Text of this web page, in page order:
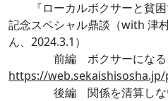
『ローカルボクサーと貧困
記念スペシャル鼎談（with 津
ん、2024.3.1）
前編 ボクサーになる
https://
後編 関係を清算しな